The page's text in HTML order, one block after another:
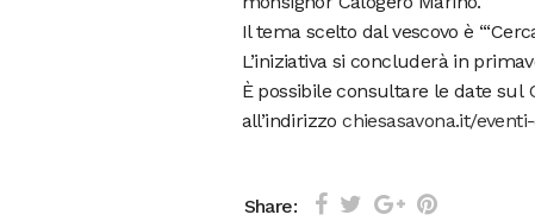
Il tema scelto dal vescovo è
L’iniziativa si concluderà in
È possibile consultare le date sul
all’indirizzochiesasavona.it/
Share: